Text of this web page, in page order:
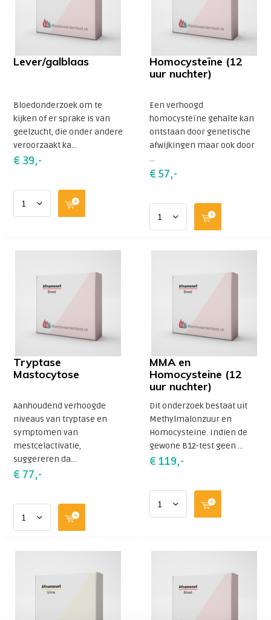
onderzoeken waar hij jou moet ondersteunen om
jouw eigen herstellende en genezende vermogen
aan te spreken. Zodra er een richting bepaald is,
gaat hij jouw helpen de route uit te stippelen. Een
uiteraard ook bloedonderzoek.
Zie hiervoor deze testen:
Lever/galblaas
Bloedonderzoek om te
kijken of er sprake is van
geelzucht, die onder andere
veroorzaakt ka...
€ 39,-
Homocysteïne (12
uur nuchter)
Een verhoogd
homocysteïne gehalte kan
ontstaan door genetische
afwijkingen maar ook door
...
€ 57,-
Tryptase
Mastocytose
Aanhoudend verhoogde
niveaus van tryptase en
symptomen van
mestcelactivatie,
suggereren da...
€ 77,-
MMA en
Homocysteine (12
uur nuchter)
Dit onderzoek bestaat uit
Methylmalonzuur en
Homocysteine. Indien de
gewone B12-test geen ...
€ 119,-